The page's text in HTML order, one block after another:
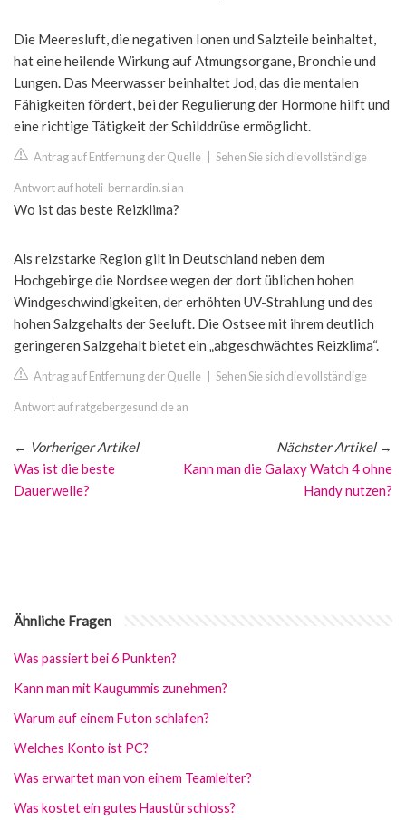
Die Meeresluft, die negativen Ionen und Salzteile beinhaltet,
hat eine heilende Wirkung auf Atmungsorgane, Bronchie und
Lungen. Das Meerwasser beinhaltet Jod, das die mentalen
Fähigkeiten fördert, bei der Regulierung der Hormone hilft und
eine richtige Tätigkeit der Schilddrüse ermöglicht.
Antrag auf Entfernung der Quelle Sehen Sie sich die vollständige
Antwort auf hoteli-bernardin.si an
Wo ist das beste Reizklima?
Als reizstarke Region gilt in Deutschland neben dem
Hochgebirge die Nordsee wegen der dort üblichen hohen
Windgeschwindigkeiten, der erhöhten UV-Strahlung und des
hohen Salzgehalts der Seeluft. Die Ostsee mit ihrem deutlich
geringeren Salzgehalt bietet ein „abgeschwächtes Reizklima“.
Antrag auf Entfernung der Quelle Sehen Sie sich die vollständige
Antwort auf ratgebergesund.de an
← Vorheriger Artikel
Was ist die beste
Dauerwelle?
Nächster Artikel→
Kann man die Galaxy Watch 4 ohne
Handy nutzen?
Ähnliche Fragen
Was passiert bei 6 Punkten?
Kann man mit Kaugummis zunehmen?
Warum auf einem Futon schlafen?
Welches Konto ist PC?
Was erwartet man von einem Teamleiter?
Was kostet ein gutes Haustürschloss?